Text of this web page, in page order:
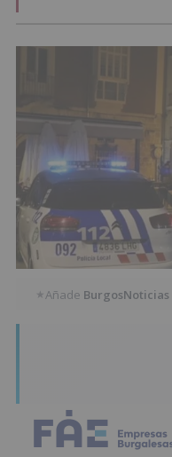
★Añade BurgosNoticias